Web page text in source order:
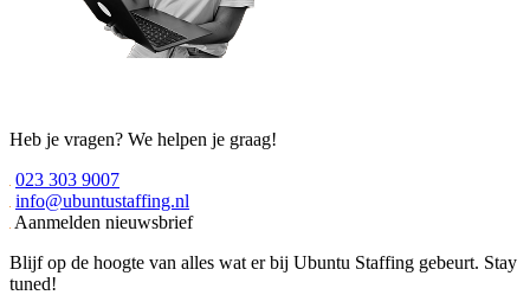
Heb je vragen? We helpen je graag!
023 303 9007
info@ubuntustaffing.nl
Aanmelden nieuwsbrief
Blijf op de hoogte van alles wat er bij Ubuntu Staffing gebeurt. Stay
tuned!